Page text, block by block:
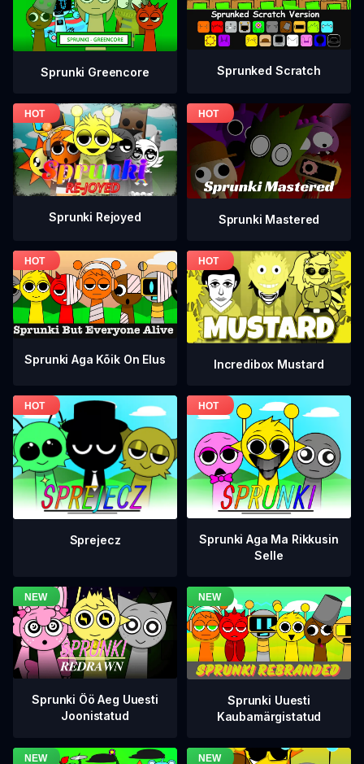
Sprunki Greencore Sprunked Scratch
Sprunki Rejoyed Sprunki Mastered
Sprunki Aga Kõik On Elus Incredibox Mustard
Sprejecz
Sprunki Aga Ma Rikkusin
Selle
Sprunki Öö Aeg Uuesti
Joonistatud
Sprunki Uuesti
Kaubamärgistatud